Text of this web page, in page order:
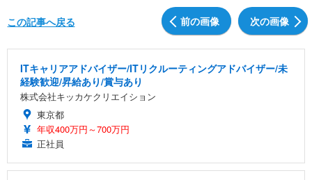
前の画像 次の画像
この記事へ戻る
ITキャリアアドバイザー/ITリクルーティングアドバイザー/未
経験歓迎/昇給あり/賞与あり
株式会社キッカケクリエイション
東京都
年収400万円～700万円
正社員